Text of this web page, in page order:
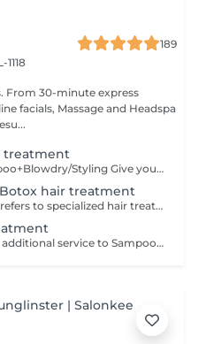
189
From 30-minute express
facials, Massage and Headspa
treatment
*This treatment includes Sampoo+Blowdry/Styling Give your hair the deep repair it deserves. This professional in-salon treatment by Hylis restores damaged, weakened, or over-processed hair from within rebuilding the hair fiber, replenishing lost nutrients, and bringing back softness, shine, and strength. Ideal for hair affected by chemical treatments, heat styling, or environmental stress. Leave the salon with visibly healthier, more resilient hair.
Botox hair treatment
Keratine/Botox Honma Tokyo refers to specialized hair treatments offered by Honma Tokyo, a renowned brand known for its professional haircare products originating from Japan and Brazil. The Keratine treatment involves applying high-quality keratin-based formulas to smooth, strengthen, and restore damaged or frizzy hair. It helps eliminate frizz, enhances shine, and makes hair more manageable without altering the hair's natural structure drastically. The Botox treatment for hair, often called hair botox, deeply nourishes and hydrates the hair, reducing signs of aging and damage. It restores moisture, repairs split ends, and promotes softness and elasticity, giving hair a youthful, revitalized appearance. Both treatments are popular in Tokyo salons for their effectiveness in improving hair health, texture, and appearance with lasting results.
*This treatment is bookable as additional service to Sampoo+Blowdry/Styling or Hair Coloring services